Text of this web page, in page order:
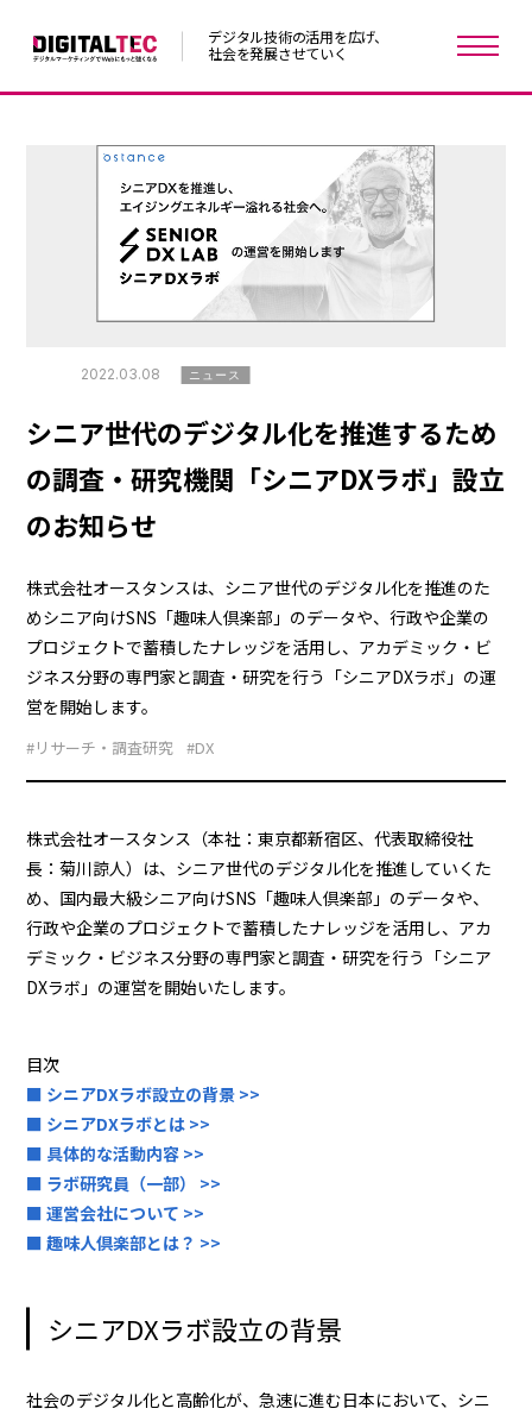
デジタル技術の活用を広げ、
社会を発展させていく
2022.03.08 ニュース
シニア世代のデジタル化を推進するため
の調査・研究機関「シニアDXラボ」設立
のお知らせ
株式会社オースタンスは、シニア世代のデジタル化を推進のた
めシニア向けSNS「趣味人倶楽部」のデータや、行政や企業の
プロジェクトで蓄積したナレッジを活用し、アカデミック・ビ
ジネス分野の専門家と調査・研究を行う「シニアDXラボ」の運
営を開始します。
#リサーチ・調査研究 #DX
株式会社オースタンス（本社：東京都新宿区、代表取締役社
長：菊川諒人）は、シニア世代のデジタル化を推進していくた
め、国内最大級シニア向けSNS「趣味人倶楽部」のデータや、
行政や企業のプロジェクトで蓄積したナレッジを活用し、アカ
デミック・ビジネス分野の専門家と調査・研究を行う「シニア
DXラボ」の運営を開始いたします。
目次
■ シニアDXラボ設立の背景 >>
■ シニアDXラボとは >>
■ 具体的な活動内容 >>
■ ラボ研究員（一部） >>
■ 運営会社について >>
■ 趣味人倶楽部とは？ >>
シニアDXラボ設立の背景
社会のデジタル化と高齢化が、急速に進む日本において、シニ